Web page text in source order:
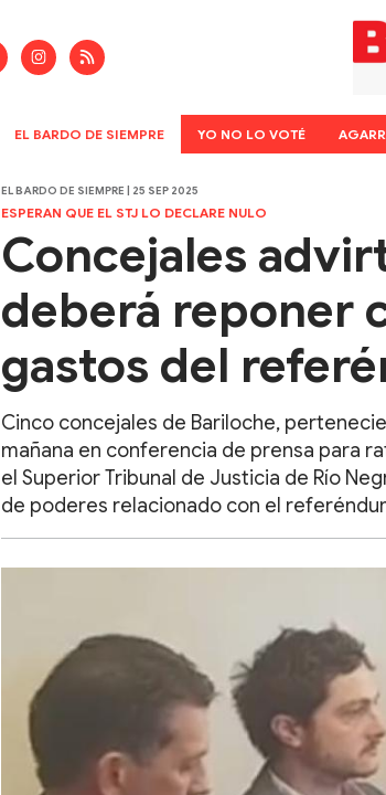
EL BARDO DE SIEMPRE YO NO LO VOTÉ
EL BARDO DE SIEMPRE | 25 SEP 2025
ESPERAN QUE EL STJ LO DECLARE NULO
Concejales
deberá reponer
gastos del
Cinco concejales de Bariloche,
mañana en conferencia de prensa para
el Superior Tribunal de Justicia de Río
de poderes relacionado con el